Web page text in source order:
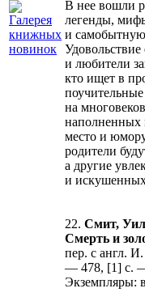
В нее вошли
легенды,
и
и любители
кто ищет в
на
наполненных
место и
родители
а другие
и
22. Смит,
Смерть и
пер. с англ.
— 478, [1] с.
Экземпляры: